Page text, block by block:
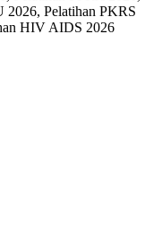
2026, Pelatihan PKRS
HIV AIDS 2026